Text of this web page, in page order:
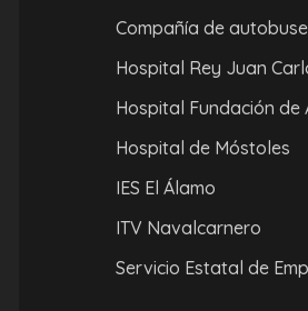
Compañía de
Hospital Rey Juan
Hospital Fundación de
Hospital de Móstoles
IES El Álamo
ITV Navalcarnero
Servicio Estatal de